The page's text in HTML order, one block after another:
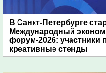
В Санкт-Петербурге
Международный
форум-2026: участники
креативные стенды